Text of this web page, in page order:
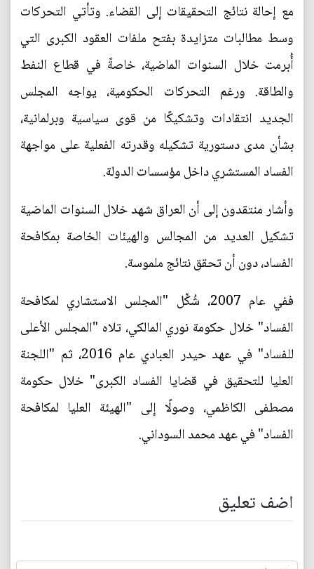
مع إحالة نتائج التحقيقات إلى القضاء. وتأتي التحركات
وسط مطالبات متزايدة بفتح ملفات العقود الكبرى التي
أُبرمت خلال السنوات الماضية، خاصةً في قطاع النفط
والطاقة. ورغم التحركات الحكومية، يواجه المجلس
الجديد انتقادات وتشكيكًا من قوى سياسية وبرلمانية،
بشأن مدى دستورية تشكيله وقدرته الفعلية على مواجهة
الفساد المستشري داخل مؤسسات الدولة.
وأشار منتقدون إلى أن العراق شهد خلال السنوات الماضية
تشكيل العديد من المجالس والهيئات الخاصة بمكافحة
الفساد، دون أن تحقق نتائج ملموسة.
ففي عام 2007، شُكِّل "المجلس الاستشاري لمكافحة
الفساد" خلال حكومة نوري المالكي، تلاه "المجلس الأعلى
للفساد" في عهد حيدر العبادي عام 2016، ثم "اللجنة
العليا للتحقيق في قضايا الفساد الكبرى" خلال حكومة
مصطفى الكاظمي، وصولًا إلى "الهيئة العليا لمكافحة
الفساد" في عهد محمد السوداني.
اضف تعليق